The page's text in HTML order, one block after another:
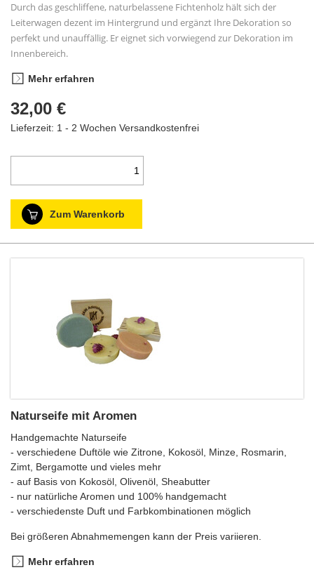
Durch das geschliffene, naturbelassene Fichtenholz hält sich der
Leiterwagen dezent im Hintergrund und ergänzt Ihre Dekoration so
perfekt und unauffällig. Er eignet sich vorwiegend zur Dekoration im
Innenbereich.
Mehr erfahren
32,00 €
Lieferzeit: 1 - 2 Wochen Versandkostenfrei
Zum Warenkorb
Naturseife mit Aromen
Handgemachte Naturseife
- verschiedene Duftöle wie Zitrone, Kokosöl, Minze, Rosmarin,
Zimt, Bergamotte und vieles mehr
- auf Basis von Kokosöl, Olivenöl, Sheabutter
- nur natürliche Aromen und 100% handgemacht
- verschiedenste Duft und Farbkombinationen möglich
Bei größeren Abnahmemengen kann der Preis variieren.
Mehr erfahren